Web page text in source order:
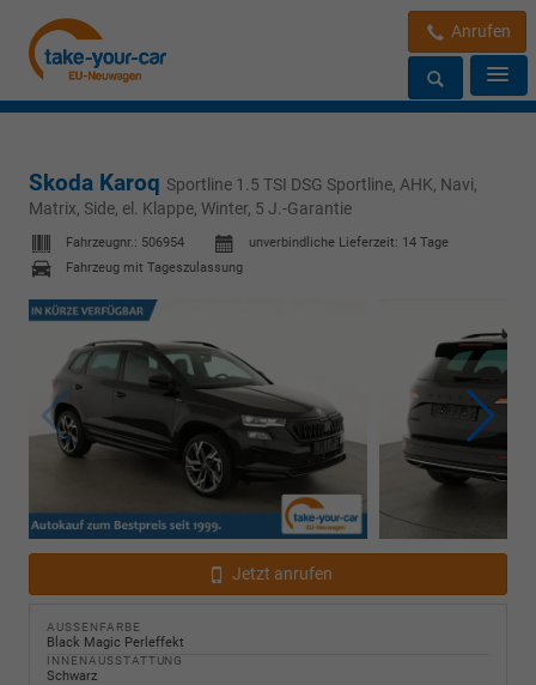
Anrufen
Skoda Karoq Sportline 1.5 TSI DSG Sportline, AHK, Navi,
Matrix, Side, el. Klappe, Winter, 5 J.-Garantie
Fahrzeugnr.: 506954 unverbindliche Lieferzeit: 14 Tage
Fahrzeug mit Tageszulassung
Jetzt anrufen
AUSSENFARBE
Black Magic Perleffekt
INNENAUSSTATTUNG
Schwarz